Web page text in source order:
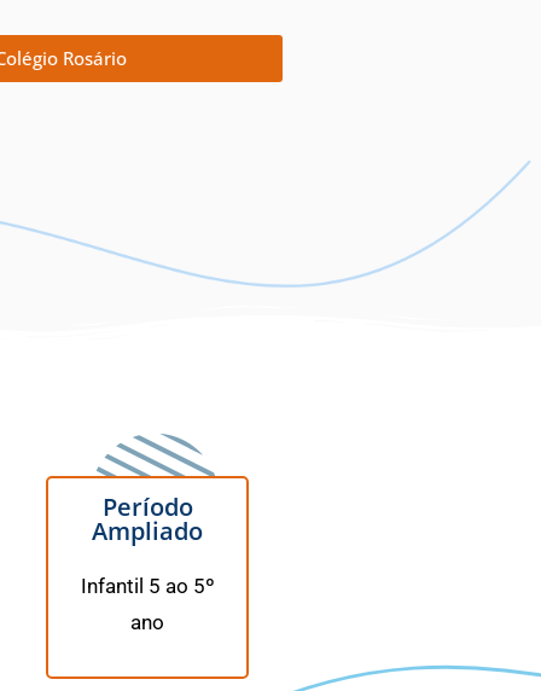
Rosário
Período
Ampliado
Infantil 5 ao 5º
ano